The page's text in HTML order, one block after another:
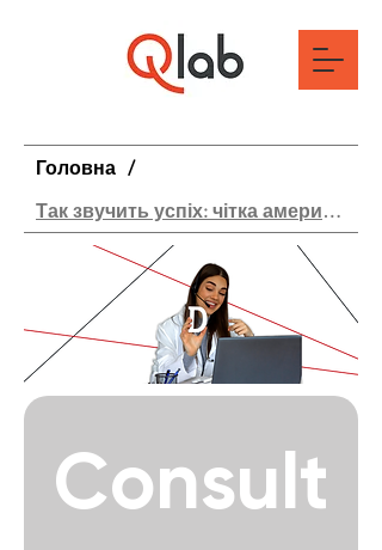
Головна /
Так звучить успіх: чітка американська
Consult